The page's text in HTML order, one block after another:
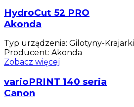
HydroCut 52 PRO
Akonda
Typ urządzenia: Gilotyny-Krajarki
Producent: Akonda
Zobacz więcej
varioPRINT 140 seria
Canon